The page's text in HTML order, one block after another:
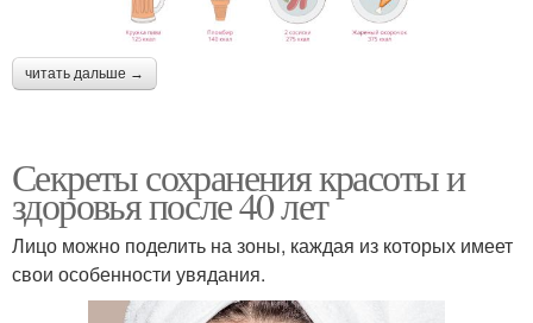
читать дальше →
Секреты сохранения красоты и
здоровья после 40 лет
Лицо можно поделить на зоны, каждая из которых имеет
свои особенности увядания.